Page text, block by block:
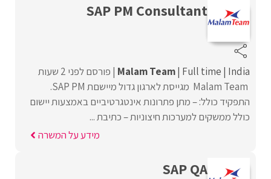
SAP PM Consultant
Malam Team Full time India
פורסם לפני 2 שעות
Malam Team מגייסת לארגון גדול מיישםת SAP PM.
התפקיד כולל: – מתן פתרונות אינטגרטיביים באמצעות יישום
כולל ממשקים למערכות חיצוניות – כתיבת ...
מידע על המשרה
SAP QA